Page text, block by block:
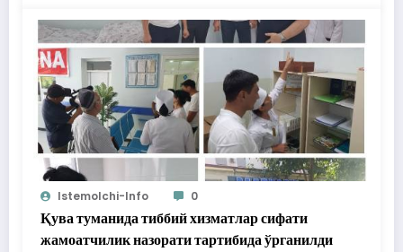
Istemolchi-Info 0
Қува туманида тиббий хизматлар сифати
жамоатчилик назорати тартибида ўрганилди